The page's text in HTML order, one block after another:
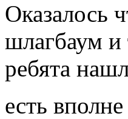
Оказалось
шлагбаум
ребята
есть